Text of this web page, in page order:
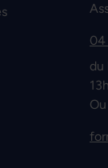
04
du